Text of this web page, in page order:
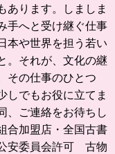
ります。
しましま
手へと受け継ぐ仕事
本や世界を担う若い
それが、文化の継
その仕事のひとつ
しでもお役に立てま
、ご連絡をお待ちし
合加盟店・全国古書
安委員会許可 古物